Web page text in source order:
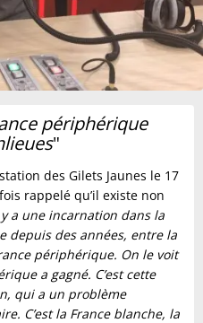
périphérique
"
des Gilets Jaunes le 17
rappelé qu’il existe non
a une incarnation dans la
depuis des années, entre la
périphérique. On le voit
a gagné. C’est cette
qui a un problème
C’est la France blanche, la